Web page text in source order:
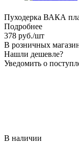
Пуходерка ВАКА
Подробнее
378 руб./шт
В розничных
Нашли дешевле?
Уведомить о
В наличии